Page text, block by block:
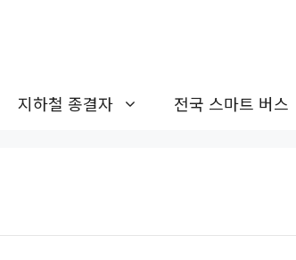
지하철 종결자 전국 스마트 버스